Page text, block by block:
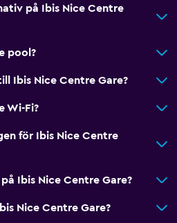
på Ibis Nice Centre
pool?
Ibis Nice Centre Gare?
Wi-Fi?
för Ibis Nice Centre
Ibis Nice Centre Gare?
Nice Centre Gare?